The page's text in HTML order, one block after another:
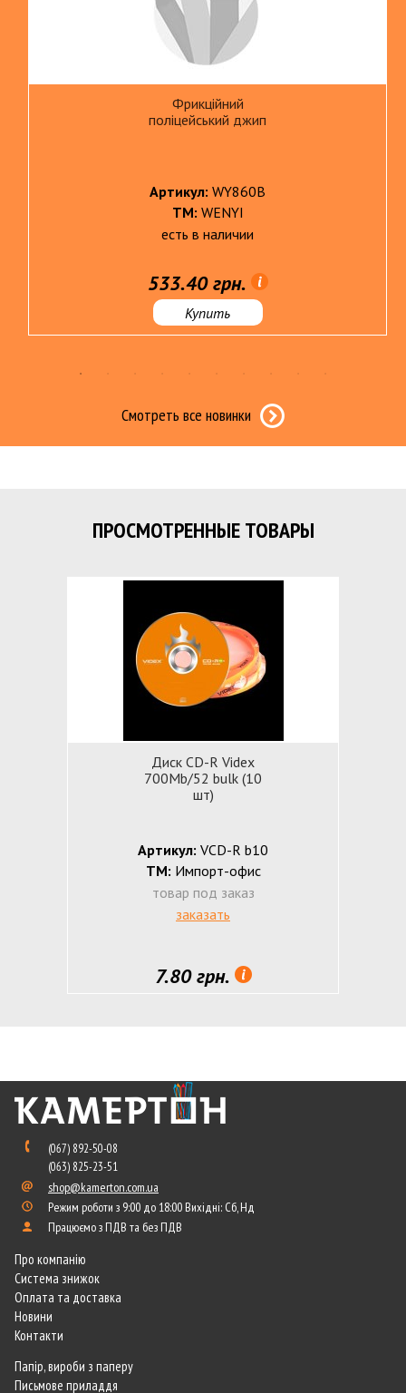
Фрикційний
поліцейський джип
Артикул: WY860B
ТМ: WENYI
есть в наличии
533.40 грн.
Купить
Смотреть все новинки
ПРОСМОТРЕННЫЕ ТОВАРЫ
Диск CD-R Videx
700Mb/52 bulk (10
шт)
Артикул: VCD-R b10
ТМ: Импорт-офис
товар под заказ
заказать
7.80 грн.
(067) 892-50-08
(063) 825-23-51
shop@kamerton.com.ua
Режим роботи з 9:00 до 18:00 Вихідні: Сб, Нд
Працюємо з ПДВ та без ПДВ
Про компанію
Система знижок
Оплата та доставка
Новини
Контакти
Папір, вироби з паперу
Письмове приладдя